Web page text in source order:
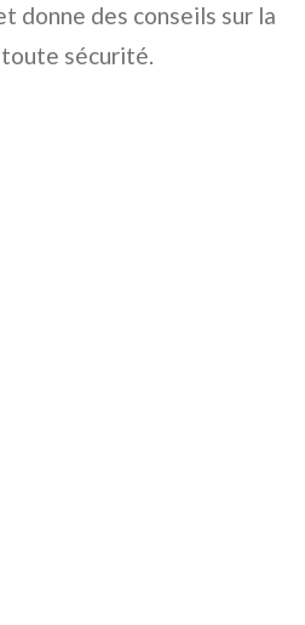
donne des conseils sur la
sécurité.